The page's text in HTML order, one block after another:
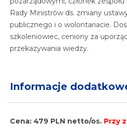
Rady Ministrów ds. zmiany
publicznego i o wolontariacie.
szkoleniowiec, ceniony za
przekazywania wiedzy.
Informacje
Cena: 479 PLN netto/os. Przy